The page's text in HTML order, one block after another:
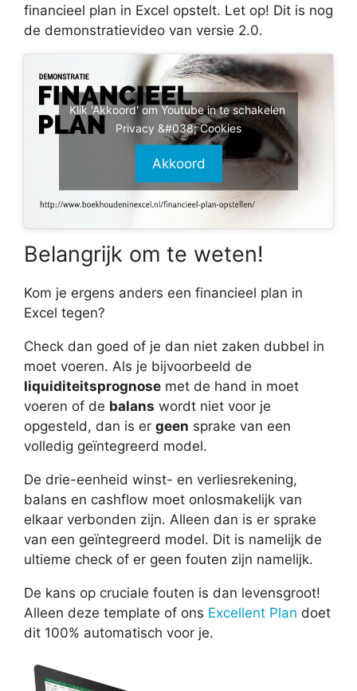
financieel plan in Excel opstelt. Let op! Dit is nog
de demonstratievideo van versie 2.0.
Klik 'Akkoord' om Youtube in te schakelen
Privacy &#038; Cookies
Akkoord
Belangrijk om te weten!
Kom je ergens anders een financieel plan in
Excel tegen?
Check dan goed of je dan niet zaken dubbel in
moet voeren. Als je bijvoorbeeld de
liquiditeitsprognose met de hand in moet
voeren of de balans wordt niet voor je
opgesteld, dan is er geen sprake van een
volledig geïntegreerd model.
De drie-eenheid winst- en verliesrekening,
balans en cashflow moet onlosmakelijk van
elkaar verbonden zijn. Alleen dan is er sprake
van een geïntegreerd model. Dit is namelijk de
ultieme check of er geen fouten zijn namelijk.
De kans op cruciale fouten is dan levensgroot!
Alleen deze template of ons Excellent Plan doet
dit 100% automatisch voor je.